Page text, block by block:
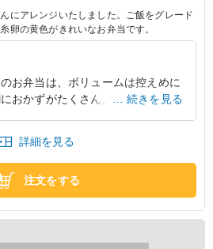
にアレンジいたしました。ご飯をグレード
卵の黄色がきれいなお弁当です。
お弁当は、ボリュームは控えめに
おかずがたくさん入っていて 食
大阪府大東市三住町2025/10/23
続きを見る
詳細を見る
注文をする